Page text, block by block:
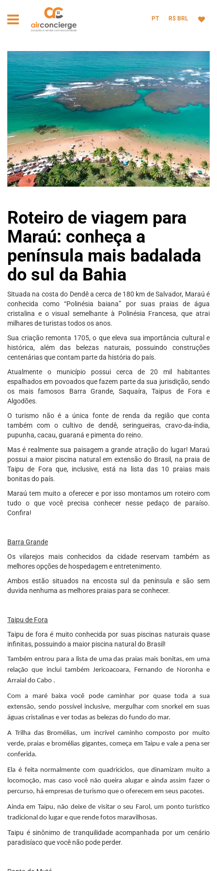
PT R$ BRL
Roteiro de viagem para
Maraú: conheça a
península mais badalada
do sul da Bahia
Situada na costa do Dendê a cerca de 180 km de Salvador, Maraú é
conhecida como “Polinésia baiana” por suas praias de água
cristalina e o visual semelhante à Polinésia Francesa, que atrai
milhares de turistas todos os anos.
Sua criação remonta 1705, o que eleva sua importância cultural e
histórica, além das belezas naturais, possuindo construções
centenárias que contam parte da história do país.
Atualmente o município possui cerca de 20 mil habitantes
espalhados em povoados que fazem parte da sua jurisdição, sendo
os mais famosos Barra Grande, Saquaíra, Taipus de Fora e
Algodões.
O turismo não é a única fonte de renda da região que conta
também com o cultivo de dendê, seringueiras, cravo-da-índia,
pupunha, cacau, guaraná e pimenta do reino.
Mas é realmente sua paisagem a grande atração do lugar! Maraú
possui a maior piscina natural em extensão do Brasil, na praia de
Taipu de Fora que, inclusive, está na lista das 10 praias mais
bonitas do país.
Maraú tem muito a oferecer e por isso montamos um roteiro com
tudo o que você precisa conhecer nesse pedaço de paraíso.
Confira!
Barra Grande
Os vilarejos mais conhecidos da cidade reservam também as
melhores opções de hospedagem e entretenimento.
Ambos estão situados na encosta sul da península e são sem
duvida nenhuma as melhores praias para se conhecer.
Taipu de Fora
Taipu de fora é muito conhecida por suas piscinas naturais quase
infinitas, possuindo a maior piscina natural do Brasil!
Também entrou para a lista de uma das praias mais bonitas, em uma
relação que inclui também Jericoacoara, Fernando de Noronha e
Arraial do Cabo .
Com a maré baixa você pode caminhar por quase toda a sua
extensão, sendo possível inclusive, mergulhar com snorkel em suas
águas cristalinas e ver todas as belezas do fundo do mar.
A Trilha das Bromélias, um incrível caminho composto por muito
verde, praias e bromélias gigantes, começa em Taipu e vale a pena ser
conferida.
Ela é feita normalmente com quadriciclos, que dinamizam muito a
locomoção, mas caso você não queira alugar e ainda assim fazer o
percurso, há empresas de turismo que o oferecem em seus pacotes.
Ainda em Taipu, não deixe de visitar o seu Farol, um ponto turístico
tradicional do lugar e que rende fotos maravilhosas.
Taipu é sinônimo de tranquilidade acompanhada por um cenário
paradisíaco que você não pode perder.